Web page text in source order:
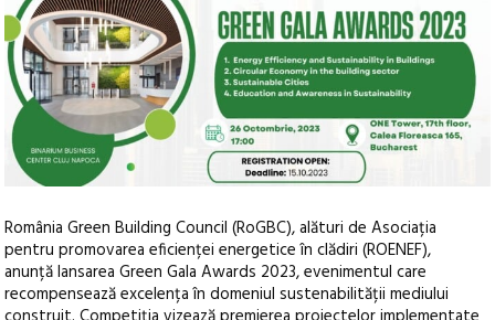
România Green Building Council (RoGBC), alături de Asociația
pentru promovarea eficienței energetice în clădiri (ROENEF),
anunță lansarea Green Gala Awards 2023, evenimentul care
recompensează excelența în domeniul sustenabilității mediului